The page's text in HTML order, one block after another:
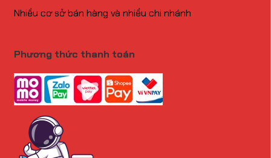
Nhiều cơ sở bán hàng và nhiều chi nhánh
Phương thức thanh toán